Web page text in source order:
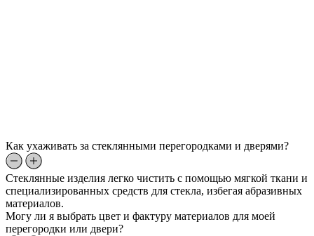
Как ухаживать за стеклянными перегородками и дверями?
Стеклянные изделия легко чистить с помощью мягкой ткани и
специализированных средств для стекла, избегая абразивных
материалов.
Могу ли я выбрать цвет и фактуру материалов для моей
перегородки или двери?